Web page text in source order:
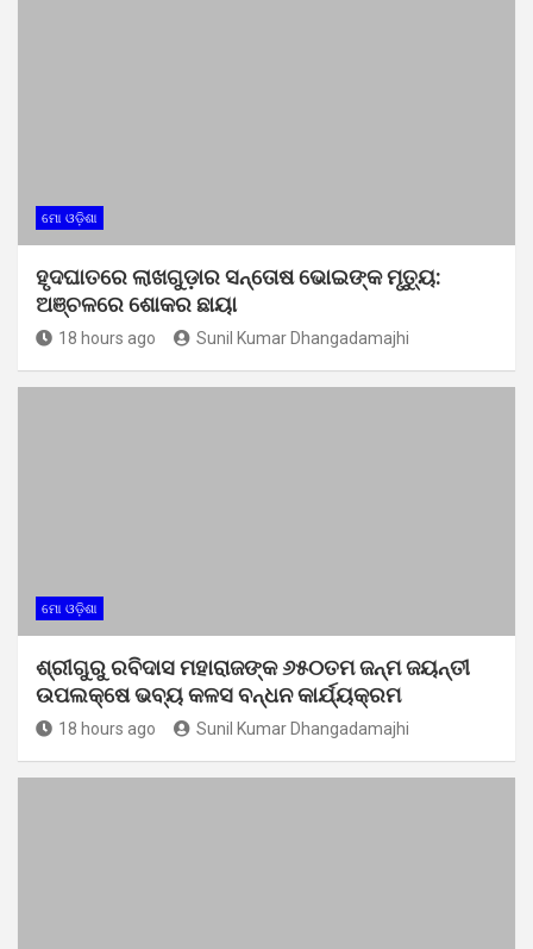
ମୋ ଓଡ଼ିଶା
ହୃଦଘାତରେ ଲାଖଗୁଡ଼ାର ସନ୍ତୋଷ ଭୋଇଙ୍କ ମୃତ୍ୟୁ:
ଅଞ୍ଚଳରେ ଶୋକର ଛାୟା
18 hours ago Sunil Kumar Dhangadamajhi
ମୋ ଓଡ଼ିଶା
ଶ୍ରୀଗୁରୁ ରବିଦାସ ମହାରାଜଙ୍କ ୬୫୦ତମ ଜନ୍ମ ଜୟନ୍ତୀ
ଉପଲକ୍ଷେ ଭବ୍ୟ କଳସ ବନ୍ଧନ କାର୍ଯ୍ୟକ୍ରମ
18 hours ago Sunil Kumar Dhangadamajhi